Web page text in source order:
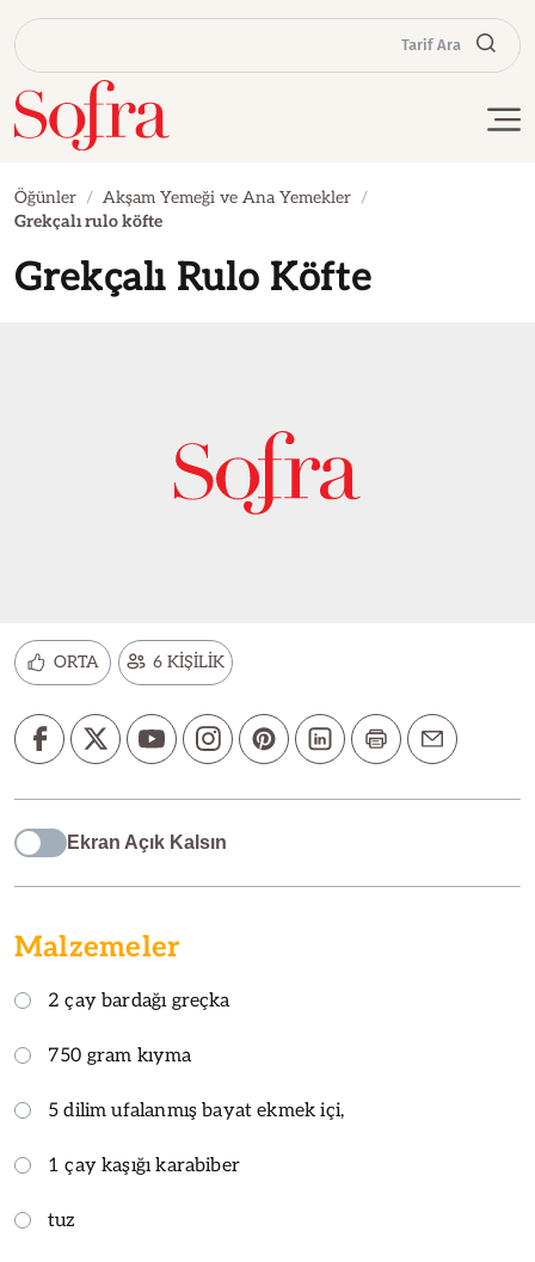
Tarif Ara
Öğünler
Akşam Yemeği ve Ana Yemekler
Grekçalı rulo köfte
Grekçalı Rulo Köfte
ORTA 6 KİŞİLİK
Ekran Açık Kalsın
Malzemeler
2 çay bardağı greçka
750 gram kıyma
5 dilim ufalanmış bayat ekmek içi,
1 çay kaşığı karabiber
tuz